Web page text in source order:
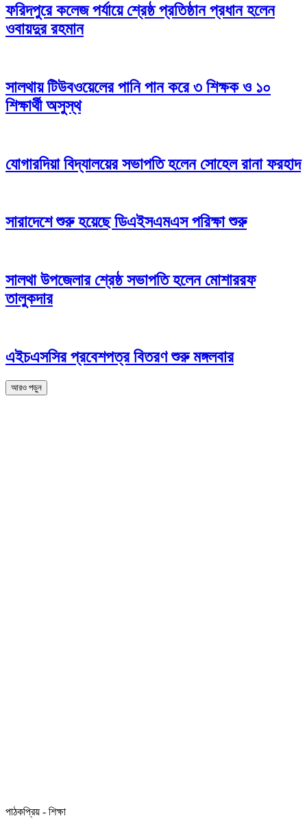
ফরিদপুরে কলেজ পর্যায়ে শ্রেষ্ঠ প্রতিষ্ঠান প্রধান হলেন
ওবায়দুর রহমান
সালথায় টিউবওয়েলের পানি পান করে ৩ শিক্ষক ও ১০
শিক্ষার্থী অসুস্থ
যোগারদিয়া বিদ্যালয়ের সভাপতি হলেন সোহেল রানা ফরহাদ
সারাদেশে শুরু হয়েছে ডিএইসএমএস পরিক্ষা শুরু
সালথা উপজেলার শ্রেষ্ঠ সভাপতি হলেন মোশাররফ
তালুকদার
এইচএসসির প্রবেশপত্র বিতরণ শুরু মঙ্গলবার
আরও পড়ুন
পাঠকপ্রিয় - শিক্ষা